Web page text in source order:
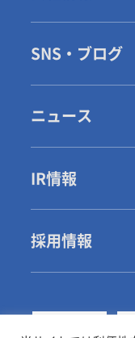
SNS・ブログ
ニュース
IR情報
採用情報